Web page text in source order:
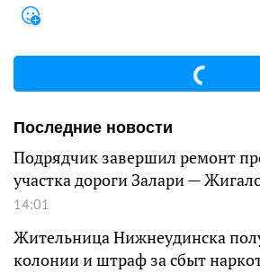
Последние новости
Подрядчик завершил ремонт
участка дороги Залари —
14:01
Жительница Нижнеудинска
колонии и штраф за сбыт